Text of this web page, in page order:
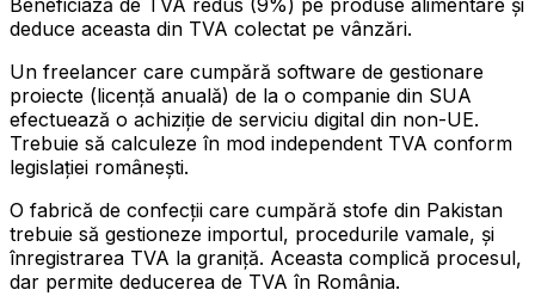
Beneficiază de TVA redus (9%) pe produse alimentare și
deduce aceasta din TVA colectat pe vânzări.
Un freelancer care cumpără software de gestionare
proiecte (licență anuală) de la o companie din SUA
efectuează o achiziție de serviciu digital din non-UE.
Trebuie să calculeze în mod independent TVA conform
legislației românești.
O fabrică de confecții care cumpără stofe din Pakistan
trebuie să gestioneze importul, procedurile vamale, și
înregistrarea TVA la graniță. Aceasta complică procesul,
dar permite deducerea de TVA în România.